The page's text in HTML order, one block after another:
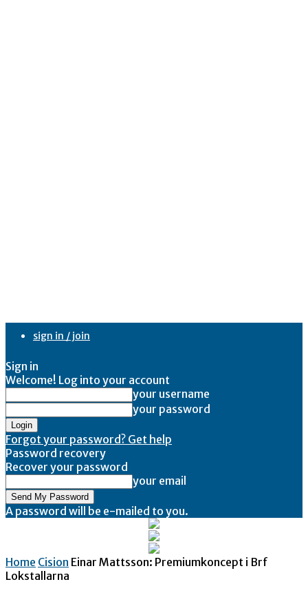
sign in / join
Sign in
Welcome! Log into your account
your username
your password
Forgot your password? Get help
Password recovery
Recover your password
your email
A password will be e-mailed to you.
Home Cision Einar Mattsson: Premiumkoncept i Brf
Lokstallarna